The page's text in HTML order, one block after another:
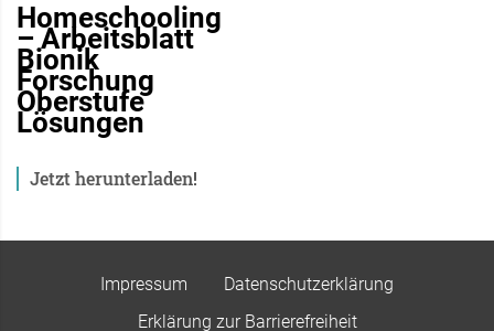
Homeschooling
– Arbeitsblatt
Bionik
Forschung
Oberstufe
Lösungen
Jetzt herunterladen!
Impressum
Datenschutzerklärung
Erklärung zur Barrierefreiheit